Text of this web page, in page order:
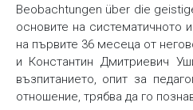
Веobachtungen über die
основите на систематичното
на първите 36 месеца от
и Константин Дмитриевич
възпитанието, опит за
отношение, трябва да го